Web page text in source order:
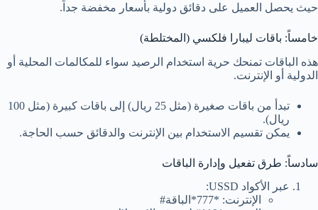
حيث يحصل العميل على دقائق دولية بأسعار مخفضة جداً.
خامساً: باقات ليبارا فلكسي (المختلطة)
هذه الباقات تمنحك حرية استخدام الرصيد سواء للمكالمات المحلية أو
الدولية أو الإنترنت.
تبدأ من باقات صغيرة (مثل 25 ريال) إلى باقات كبيرة (مثل 100
ريال).
يمكن تقسيم الاستخدام بين الإنترنت والدقائق حسب الحاجة.
سادساً: طرق تفعيل وإدارة الباقات
عبر الأكواد USSD:
الإنترنت: *777*الباقة#